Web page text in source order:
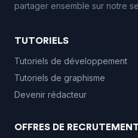
partager ensemble sur notre
TUTORIELS
Tutoriels de développement
Tutoriels de graphisme
Devenir rédacteur
OFFRES DE